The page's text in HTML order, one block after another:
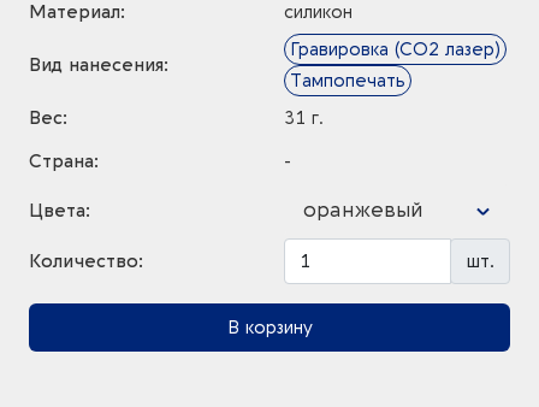
Материал:
силикон
Вид нанесения:
Гравировка (CO2 лазер)
Тампопечать
Вес:
31 г.
Страна:
-
Цвета: оранжевый
Количество: шт.
В корзину